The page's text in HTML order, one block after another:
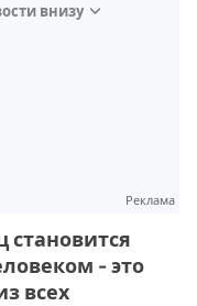
внизу
Реклама
становится
- это
всех